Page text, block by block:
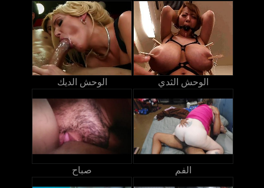
الوحش الديك الوحش الثدي
صباح الفم